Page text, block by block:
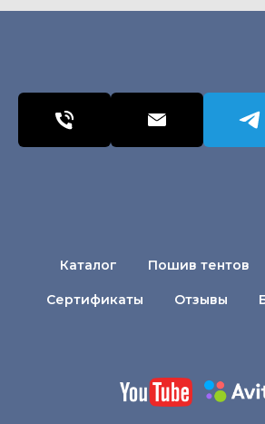
Каталог Пошив тентов
Сертификаты Отзывы